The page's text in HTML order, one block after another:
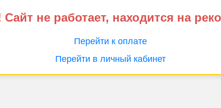
не работает, находится на
Перейти к оплате
Перейти в личный кабинет